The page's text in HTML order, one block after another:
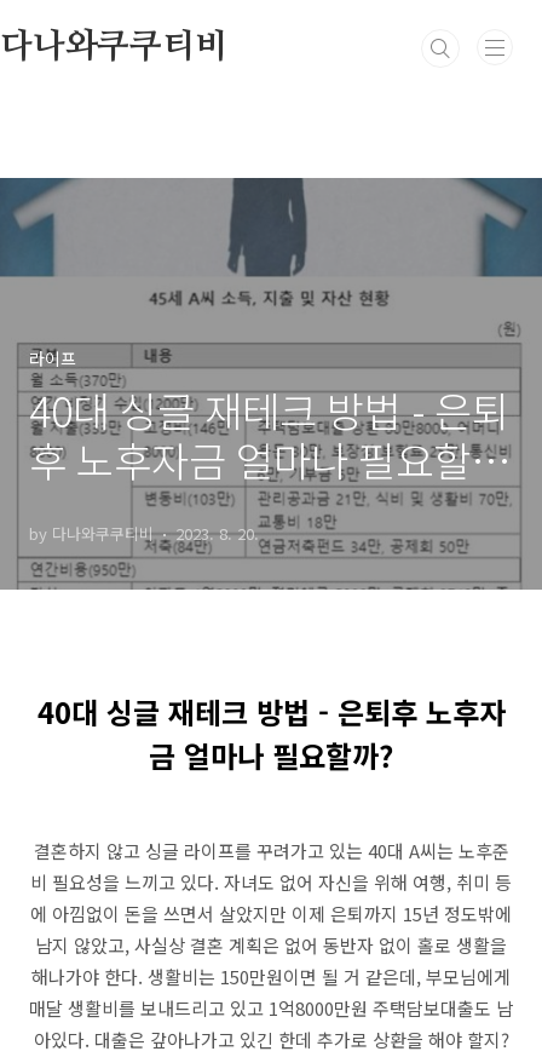
다나와쿠쿠티비
라이프
40대 싱글 재테크 방법 - 은퇴
후 노후자금 얼마나 필요할
by 다나와쿠쿠티비 2023. 8. 20.
40대 싱글 재테크 방법 - 은퇴후 노후자
금 얼마나 필요할까?
결혼하지 않고 싱글 라이프를 꾸려가고 있는 40대 A씨는 노후준
비 필요성을 느끼고 있다. 자녀도 없어 자신을 위해 여행, 취미 등
에 아낌없이 돈을 쓰면서 살았지만 이제 은퇴까지 15년 정도밖에
남지 않았고, 사실상 결혼 계획은 없어 동반자 없이 홀로 생활을
해나가야 한다. 생활비는 150만원이면 될 거 같은데, 부모님에게
매달 생활비를 보내드리고 있고 1억8000만원 주택담보대출도 남
아있다. 대출은 갚아나가고 있긴 한데 추가로 상환을 해야 할지?